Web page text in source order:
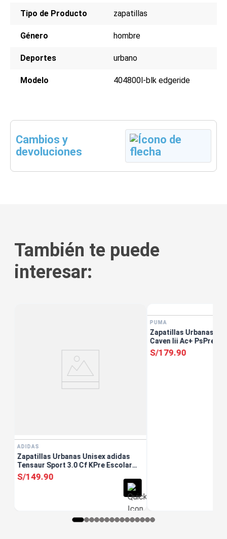
Tipo de Producto zapatillas
Género hombre
Deportes urbano
Modelo 404800l-blk edgeride
Cambios y
devoluciones
También te puede
interesar:
ADIDAS
Zapatillas Urbanas Unisex adidas
Tensaur Sport 3.0 Cf KPre Escolar
Blanco
S/149.90
PUMA
Zapatillas Urbanas
Caven Iii Ac+ PsPre
S/179.90